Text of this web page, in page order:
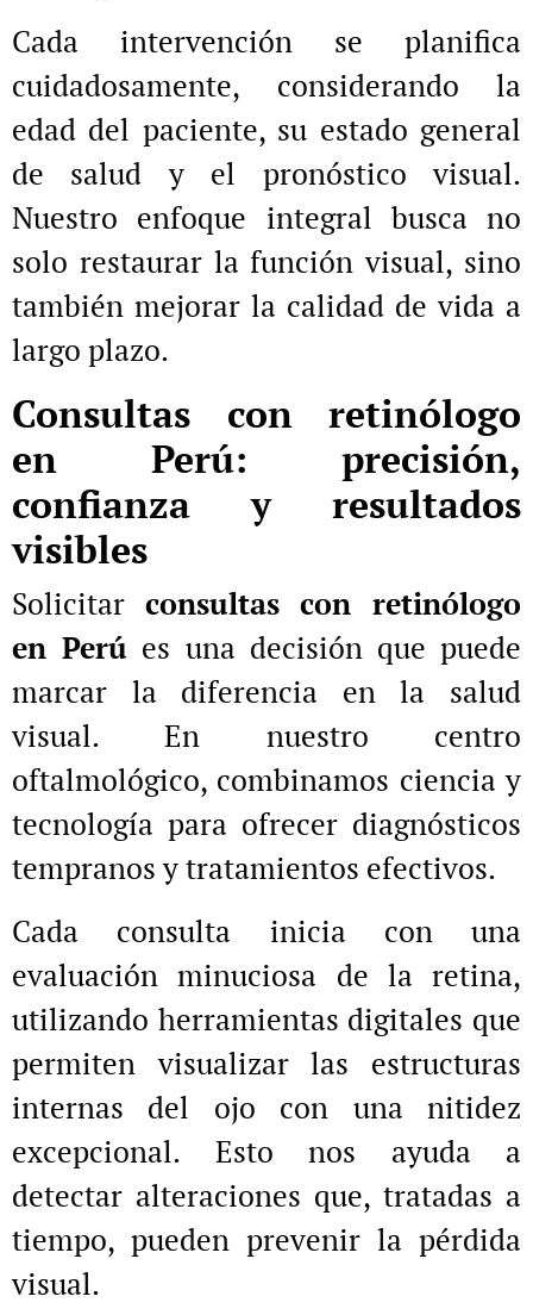
Cada intervención se planifica
cuidadosamente, considerando la
edad del paciente, su estado general
de salud y el pronóstico visual.
Nuestro enfoque integral busca no
solo restaurar la función visual, sino
también mejorar la calidad de vida a
largo plazo.
Consultas con retinólogo
en Perú: precisión,
confianza y resultados
visibles
Solicitar consultas con retinólogo
en Perú es una decisión que puede
marcar la diferencia en la salud
visual. En nuestro centro
oftalmológico, combinamos ciencia y
tecnología para ofrecer diagnósticos
tempranos y tratamientos efectivos.
Cada consulta inicia con una
evaluación minuciosa de la retina,
utilizando herramientas digitales que
permiten visualizar las estructuras
internas del ojo con una nitidez
excepcional. Esto nos ayuda a
detectar alteraciones que, tratadas a
tiempo, pueden prevenir la pérdida
visual.